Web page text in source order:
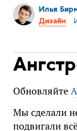
Илья
Дизайн
Обновляйте
Мы сделали
подвигали